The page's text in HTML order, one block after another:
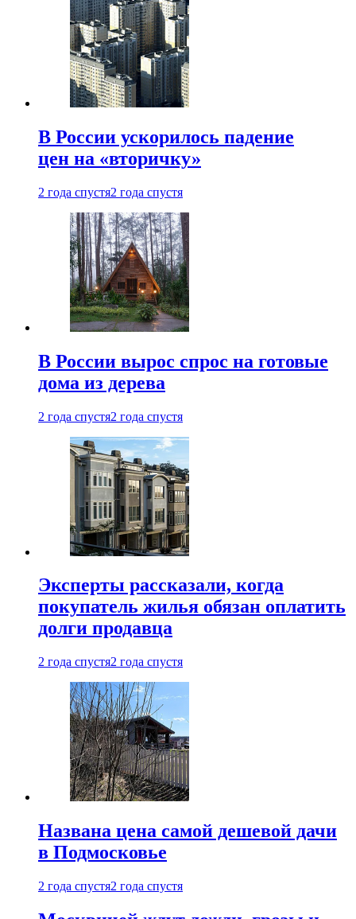
В России ускорилось падение
цен на «вторичку»
2 года спустя2 года спустя
В России вырос спрос на готовые
дома из дерева
2 года спустя2 года спустя
Эксперты рассказали, когда
покупатель жилья обязан оплатить
долги продавца
2 года спустя2 года спустя
Названа цена самой дешевой дачи
в Подмосковье
2 года спустя2 года спустя